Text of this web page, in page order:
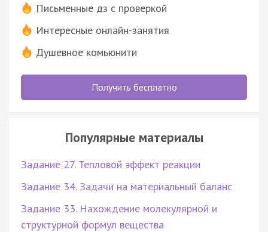
Письменные дз с проверкой
Интересные онлайн-занятия
Душевное комьюнити
Получить бесплатно
Популярные материалы
Задание 27. Тепловой эффект реакции
Задание 34. Задачи на материальный баланс
Задание 33. Нахождение молекулярной и
структурной формул вещества